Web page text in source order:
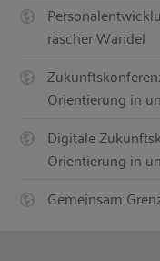
rascher Wandel
Orientierung in
Digitale
Orientierung in
Gemeinsam